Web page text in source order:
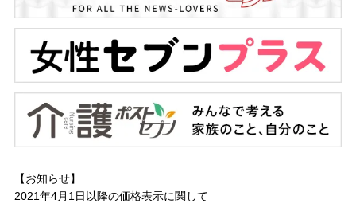
【お知らせ】
2021年4月1日以降の価格表示に関して